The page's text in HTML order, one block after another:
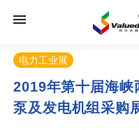
电力工业展
2019年第十届海
泵及发电机组采